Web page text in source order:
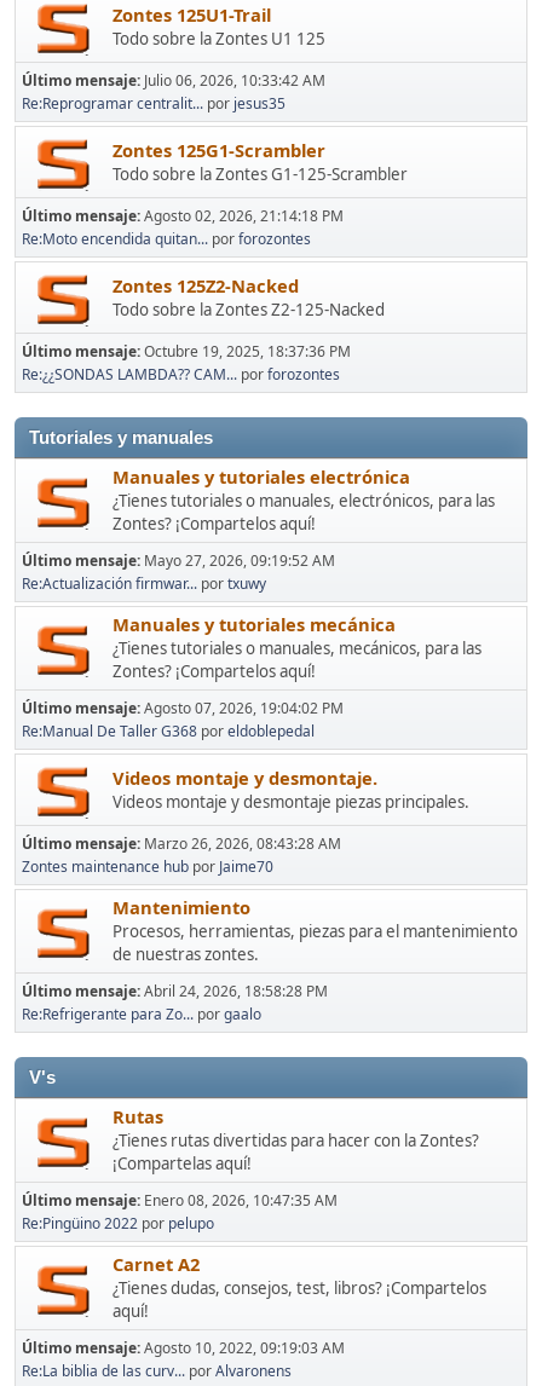
Zontes 125U1-Trail
Todo sobre la Zontes U1 125
Último mensaje: Julio 06, 2026, 10:33:42 AM
Re:Reprogramar centralit... por jesus35
Zontes 125G1-Scrambler
Todo sobre la Zontes G1-125-Scrambler
Último mensaje:Agosto 02, 2026, 21:14:18 PM
Re:Moto encendida quitan... porforozontes
Zontes 125Z2-Nacked
Todo sobre la Zontes Z2-125-Nacked
Último mensaje:Octubre 19, 2025, 18:37:36 PM
Re:¿¿SONDAS LAMBDA?? CAM... porforozontes
Tutoriales y manuales
Manuales y tutoriales electrónica
¿Tienes tutoriales o manuales, electrónicos, para las
Zontes? ¡Compartelos aquí!
Último mensaje: Mayo 27, 2026, 09:19:52 AM
Re:Actualización firmwar... portxuwy
Manuales y tutoriales mecánica
¿Tienes tutoriales o manuales, mecánicos, para las
Zontes? ¡Compartelos aquí!
Último mensaje:Agosto 07, 2026, 19:04:02 PM
Re:Manual De Taller G368 poreldoblepedal
Videos montaje y desmontaje.
Videos montaje y desmontaje piezas principales.
Último mensaje: Marzo 26, 2026, 08:43:28 AM
Zontes maintenance hub por Jaime70
Mantenimiento
Procesos, herramientas, piezas para el mantenimiento
de nuestras zontes.
Último mensaje:Abril 24, 2026, 18:58:28 PM
Re:Refrigerante para Zo... porgaalo
V's
Rutas
¿Tienes rutas divertidas para hacer con la Zontes?
¡Compartelas aquí!
Último mensaje: Enero 08, 2026, 10:47:35 AM
Re:Pingüino 2022 por pelupo
Carnet A2
¿Tienes dudas, consejos, test, libros? ¡Compartelos
aquí!
Último mensaje:Agosto 10, 2022, 09:19:03 AM
Re:La biblia de las curv... porAlvaronens